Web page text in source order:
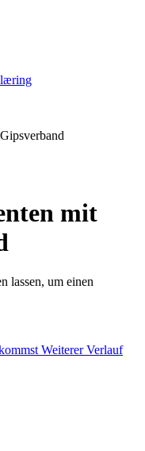
mit
lassen, um einen
Weiterer Verlauf